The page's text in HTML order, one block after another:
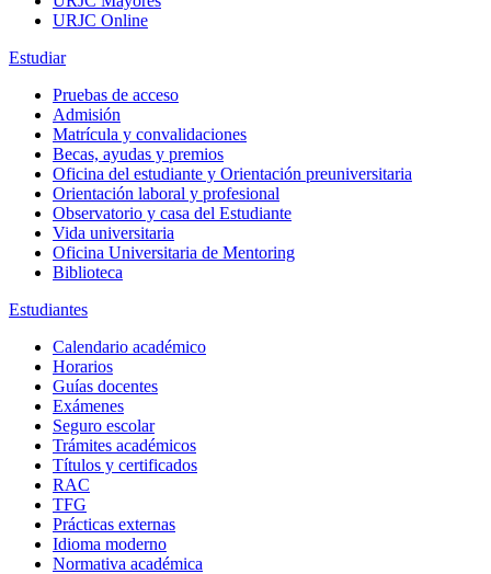
URJC Online
Estudiar
Pruebas de acceso
Admisión
Matrícula y convalidaciones
Becas, ayudas y premios
Oficina del estudiante y Orientación preuniversitaria
Orientación laboral y profesional
Observatorio y casa del Estudiante
Vida universitaria
Oficina Universitaria de Mentoring
Biblioteca
Estudiantes
Calendario académico
Horarios
Guías docentes
Exámenes
Seguro escolar
Trámites académicos
Títulos y certificados
RAC
TFG
Prácticas externas
Idioma moderno
Normativa académica